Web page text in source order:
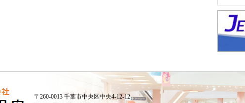
〒260-0013 千葉市中央区中央4-12-12